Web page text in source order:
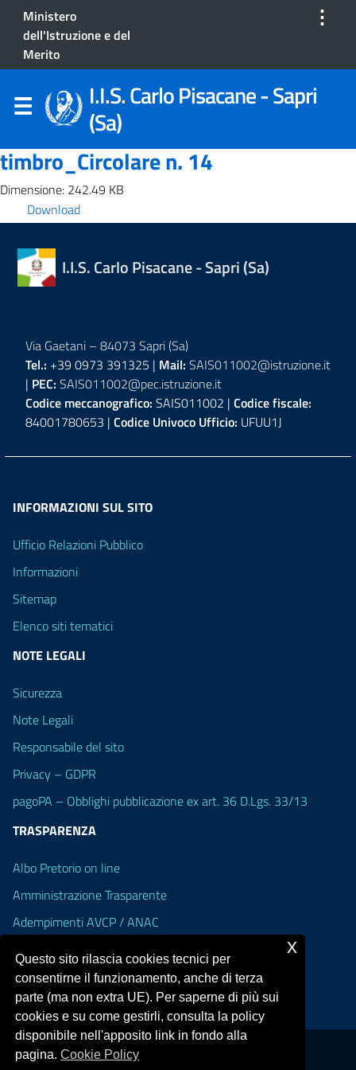
Ministero
dell'Istruzione e del
Merito
⋮
I.I.S. Carlo Pisacane - Sapri
(Sa)
timbro_Circolare n. 14
Dimensione: 242.49 KB
Download
I.I.S. Carlo Pisacane - Sapri (Sa)
Via Gaetani – 84073 Sapri (Sa)
Tel.: +39 0973 391325 | Mail: SAIS011002@istruzione.it
| PEC: SAIS011002@pec.istruzione.it
Codice meccanografico: SAIS011002 | Codice fiscale:
84001780653 | Codice Univoco Ufficio: UFUU1J
INFORMAZIONI SUL SITO
Ufficio Relazioni Pubblico
Informazioni
Sitemap
Elenco siti tematici
NOTE LEGALI
Sicurezza
Note Legali
Responsabile del sito
Privacy – GDPR
pagoPA – Obblighi pubblicazione ex art. 36 D.Lgs. 33/13
TRASPARENZA
Albo Pretorio on line
Amministrazione Trasparente
Adempimenti AVCP / ANAC
Dichiarazione di accessibilità
Portale realizzato con la piattaforma
Questo sito rilascia cookies tecnici per
consentirne il funzionamento, anche di terza
parte (ma non extra UE). Per saperne di più sui
cookies e su come gestirli, consulta la policy
disponibile nell'apposito link in fondo alla
pagina.Cookie Policy
x